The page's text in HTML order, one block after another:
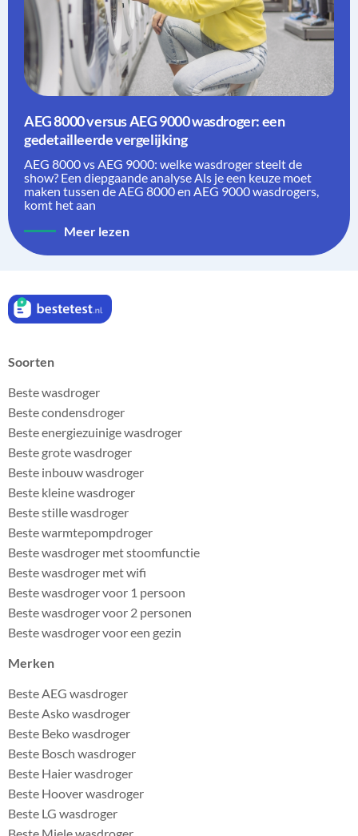
AEG 8000 versus AEG 9000 wasdroger: een
gedetailleerde vergelijking
AEG 8000 vs AEG 9000: welke wasdroger steelt de
show? Een diepgaande analyse Als je een keuze moet
maken tussen de AEG 8000 en AEG 9000 wasdrogers,
komt het aan
Meer lezen
Soorten
Beste wasdroger
Beste condensdroger
Beste energiezuinige wasdroger
Beste grote wasdroger
Beste inbouw wasdroger
Beste kleine wasdroger
Beste stille wasdroger
Beste warmtepompdroger
Beste wasdroger met stoomfunctie
Beste wasdroger met wifi
Beste wasdroger voor 1 persoon
Beste wasdroger voor 2 personen
Beste wasdroger voor een gezin
Merken
Beste AEG wasdroger
Beste Asko wasdroger
Beste Beko wasdroger
Beste Bosch wasdroger
Beste Haier wasdroger
Beste Hoover wasdroger
Beste LG wasdroger